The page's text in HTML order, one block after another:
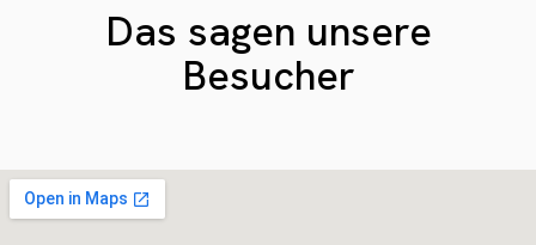
Das sagen unsere
Besucher